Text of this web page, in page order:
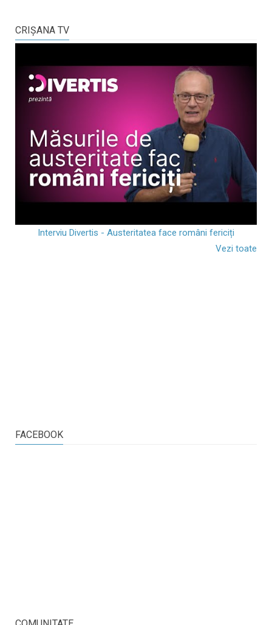
CRIŞANA TV
Interviu Divertis - Austeritatea face români fericiți
Vezi toate
FACEBOOK